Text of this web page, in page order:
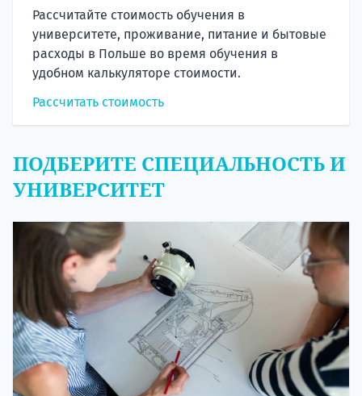
Рассчитайте стоимость обучения в
университете, проживание, питание и бытовые
расходы в Польше во время обучения в
удобном калькуляторе стоимости.
Рассчитать стоимость
ПОДБЕРИТЕ СПЕЦИАЛЬНОСТЬ И
УНИВЕРСИТЕТ